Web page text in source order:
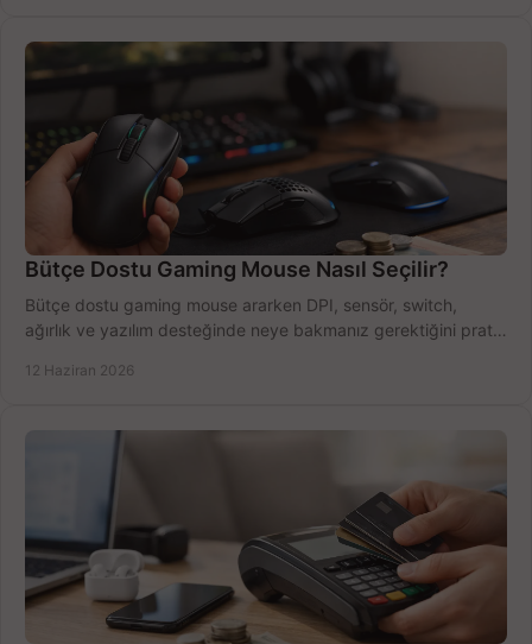
Bütçe Dostu Gaming Mouse Nasıl Seçilir?
Bütçe dostu gaming mouse ararken DPI, sensör, switch,
ağırlık ve yazılım desteğinde neye bakmanız gerektiğini pratik
12 Haziran 2026